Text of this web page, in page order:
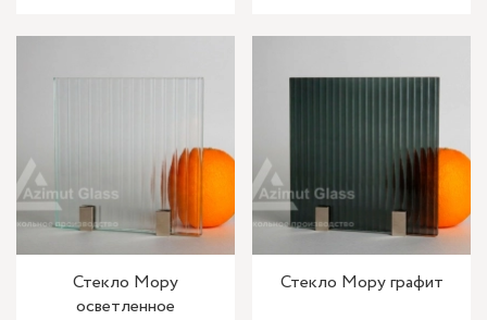
Стекло Мору
осветленное
Стекло Мору графит